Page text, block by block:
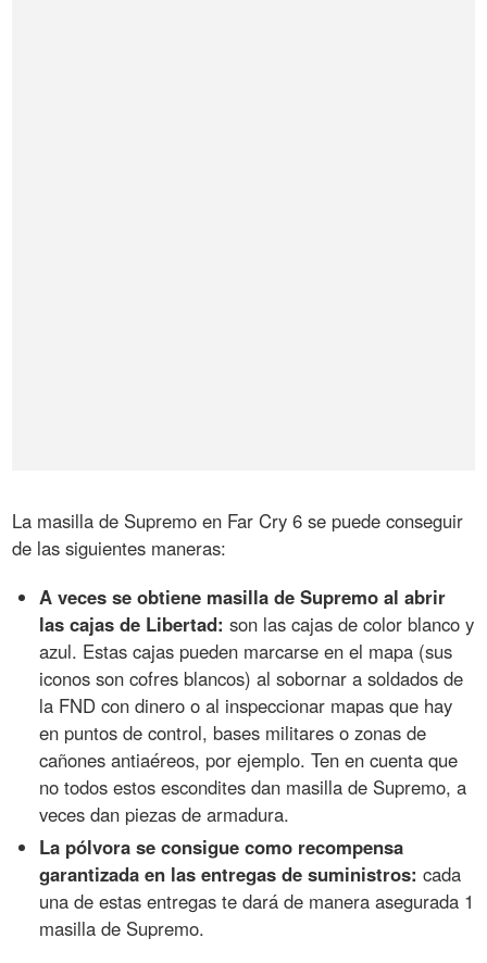
La masilla de Supremo en Far Cry 6 se puede conseguir
de las siguientes maneras:
A veces se obtiene masilla de Supremo al abrir
las cajas de Libertad: son las cajas de color blanco y
azul. Estas cajas pueden marcarse en el mapa (sus
iconos son cofres blancos) al sobornar a soldados de
la FND con dinero o al inspeccionar mapas que hay
en puntos de control, bases militares o zonas de
cañones antiaéreos, por ejemplo. Ten en cuenta que
no todos estos escondites dan masilla de Supremo, a
veces dan piezas de armadura.
La pólvora se consigue como recompensa
garantizada en las entregas de suministros: cada
una de estas entregas te dará de manera asegurada 1
masilla de Supremo.